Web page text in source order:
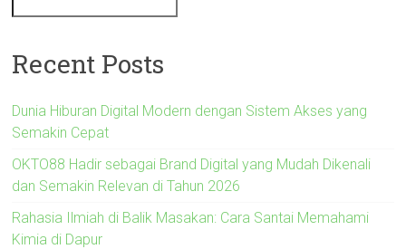
Recent Posts
Dunia Hiburan Digital Modern dengan Sistem Akses yang
Semakin Cepat
OKTO88 Hadir sebagai Brand Digital yang Mudah Dikenali
dan Semakin Relevan di Tahun 2026
Rahasia Ilmiah di Balik Masakan: Cara Santai Memahami
Kimia di Dapur